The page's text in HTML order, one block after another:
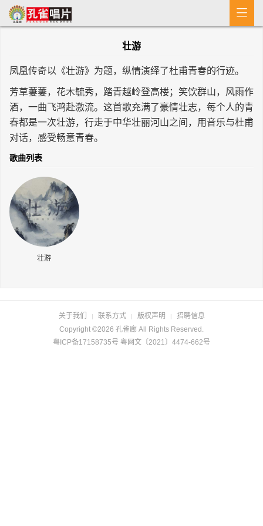
首 页
MV
新闻
艺人介绍

壮游
凤凰传奇以《壮游》为题，纵情演绎了杜甫青春的行迹。
芳草萋萋，花木毓秀，踏青越岭登高楼；笑饮群山，风雨作
酒，一曲飞鸿赴激流。这首歌充满了豪情壮志，每个人的青
春都是一次壮游，行走于中华壮丽河山之间，用音乐与杜甫
对话，感受畅意青春。
歌曲列表
壮游
关于我们 | 联系方式 | 版权声明 |
招聘信息
Copyright ©2026 孔雀廊 All Rights Reserved.
粤ICP备17158735号 粤网文〔2021〕4474-662号